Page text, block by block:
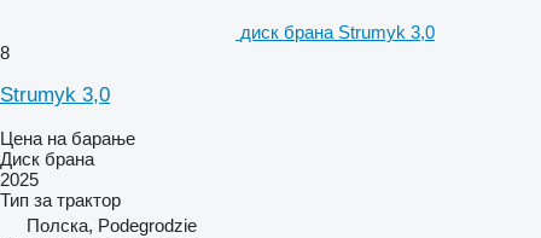
диск брана Strumyk 3,0
8
Strumyk 3,0
Цена на барање
Диск брана
2025
Тип за трактор
Полска, Podegrodzie